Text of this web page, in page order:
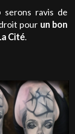
serons ravis de
pour un bon
Cité.